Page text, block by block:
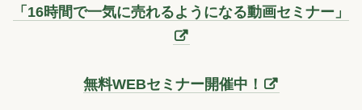
「16時間で一気に売れるようになる動画セミナー」
無料WEBセミナー開催中！